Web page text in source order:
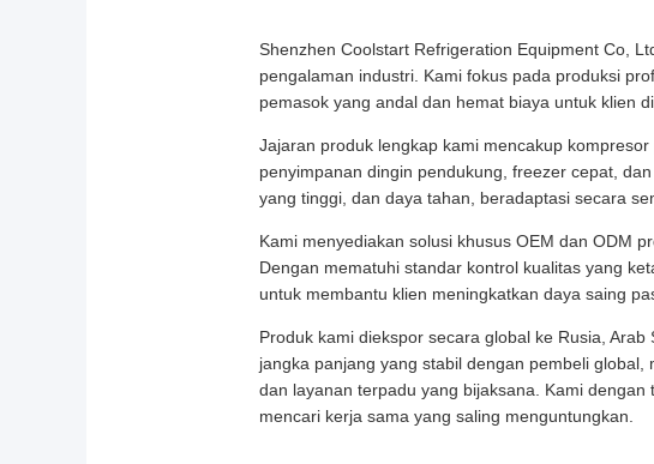
Shenzhen Coolstart Refrigeration Equipment Co,
pengalaman industri. Kami fokus pada produksi
pemasok yang andal dan hemat biaya untuk klien
Jajaran produk lengkap kami mencakup
penyimpanan dingin pendukung, freezer cepat,
yang tinggi, dan daya tahan, beradaptasi secara
Kami menyediakan solusi khusus OEM dan ODM
Dengan mematuhi standar kontrol kualitas yang
untuk membantu klien meningkatkan daya saing
Produk kami diekspor secara global ke Rusia,
jangka panjang yang stabil dengan pembeli
dan layanan terpadu yang bijaksana. Kami
mencari kerja sama yang saling menguntungkan.